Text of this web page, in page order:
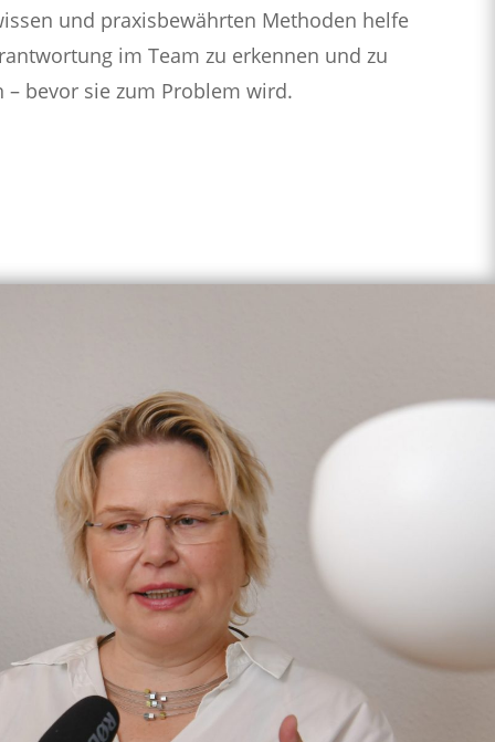
und praxisbewährten Methoden helfe
im Team zu erkennen und zu
– bevor sie zum Problem wird.